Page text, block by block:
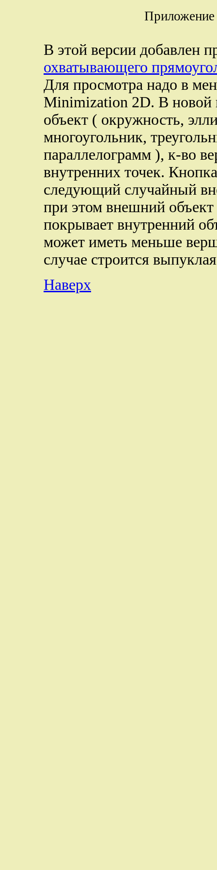
В этой версии добавлен
охватывающего
Для просмотра надо в
Minimization 2D. В новой
объект ( окружность,
многоугольник,
параллелограмм ), к-во
внутренних точек.
следующий случайный
при этом внешний
покрывает внутренний
может иметь меньше
случае строится
Наверх